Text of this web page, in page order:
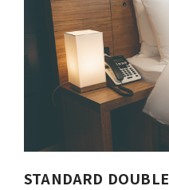
STANDARD DOUBLE